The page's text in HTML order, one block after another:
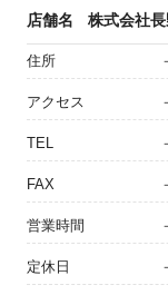
店舗名 株式会社
住所
アクセス
TEL
FAX
営業時間
定休日